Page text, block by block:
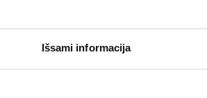
Išsami informacija